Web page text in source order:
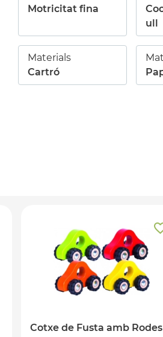
Motricitat fina
ull
Materials
Cartró
Cotxe de Fusta amb Rodes